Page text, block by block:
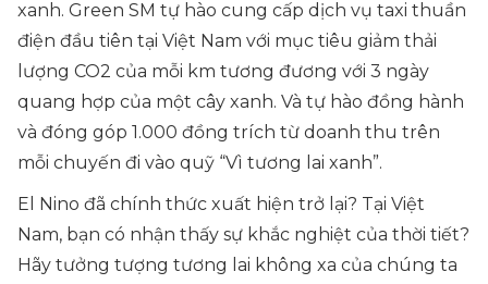
xanh. Green SM tự hào cung cấp dịch vụ taxi thuần
điện đầu tiên tại Việt Nam với mục tiêu giảm thải
lượng CO2 của mỗi km tương đương với 3 ngày
quang hợp của một cây xanh. Và tự hào đồng hành
và đóng góp 1.000 đồng trích từ doanh thu trên
mỗi chuyến đi vào quỹ “Vì tương lai xanh”.
El Nino đã chính thức xuất hiện trở lại? Tại Việt
Nam, bạn có nhận thấy sự khắc nghiệt của thời tiết?
Hãy tưởng tượng tương lai không xa của chúng ta